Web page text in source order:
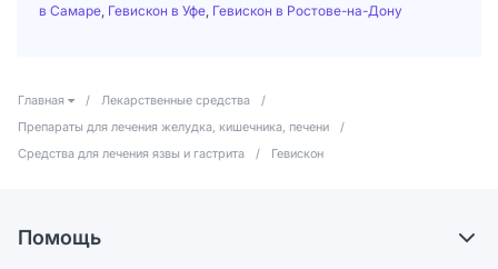
в Самаре Гевискон в Уфе Гевискон в Ростове-на-Дону
Главная / Лекарственные средства
/
Препараты для лечения желудка, кишечника, печени
/
Средства для лечения язвы и гастрита
/ Гевискон
Помощь